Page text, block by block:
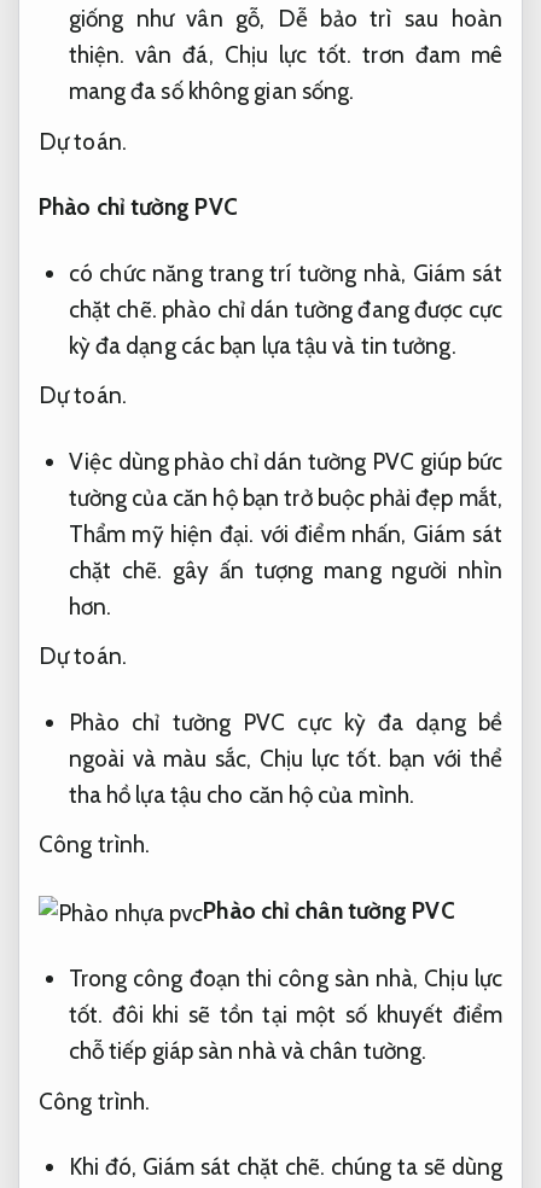
giống như vân gỗ, Dễ bảo trì sau hoàn
thiện. vân đá, Chịu lực tốt. trơn đam mê
mang đa số không gian sống.
Dự toán.
Phào chỉ tường PVC
có chức năng trang trí tường nhà, Giám sát
chặt chẽ. phào chỉ dán tường đang được cực
kỳ đa dạng các bạn lựa tậu và tin tưởng.
Dự toán.
Việc dùng phào chỉ dán tường PVC giúp bức
tường của căn hộ bạn trở buộc phải đẹp mắt,
Thẩm mỹ hiện đại. với điểm nhấn, Giám sát
chặt chẽ. gây ấn tượng mang người nhìn
hơn.
Dự toán.
Phào chỉ tường PVC cực kỳ đa dạng bề
ngoài và màu sắc, Chịu lực tốt. bạn với thể
tha hồ lựa tậu cho căn hộ của mình.
Công trình.
Phào chỉ chân tường PVC
Trong công đoạn thi công sàn nhà, Chịu lực
tốt. đôi khi sẽ tồn tại một số khuyết điểm
chỗ tiếp giáp sàn nhà và chân tường.
Công trình.
Khi đó, Giám sát chặt chẽ. chúng ta sẽ dùng